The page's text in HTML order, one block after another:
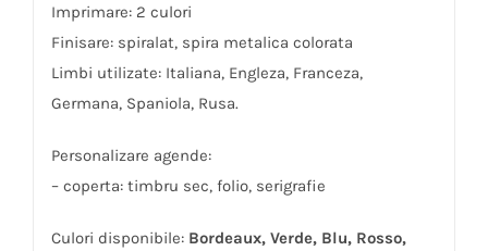
Imprimare: 2 culori
Finisare: spiralat, spira metalica colorata
Limbi utilizate: Italiana, Engleza, Franceza,
Germana, Spaniola, Rusa.
Personalizare agende:
– coperta: timbru sec, folio, serigrafie
Culori disponibile: Bordeaux, Verde, Blu, Rosso,